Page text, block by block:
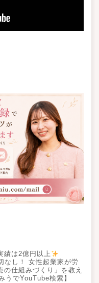
績は2億円以上
なし！ 女性起業家が労
仕組みづくり」を教え
うでYouTube検索】